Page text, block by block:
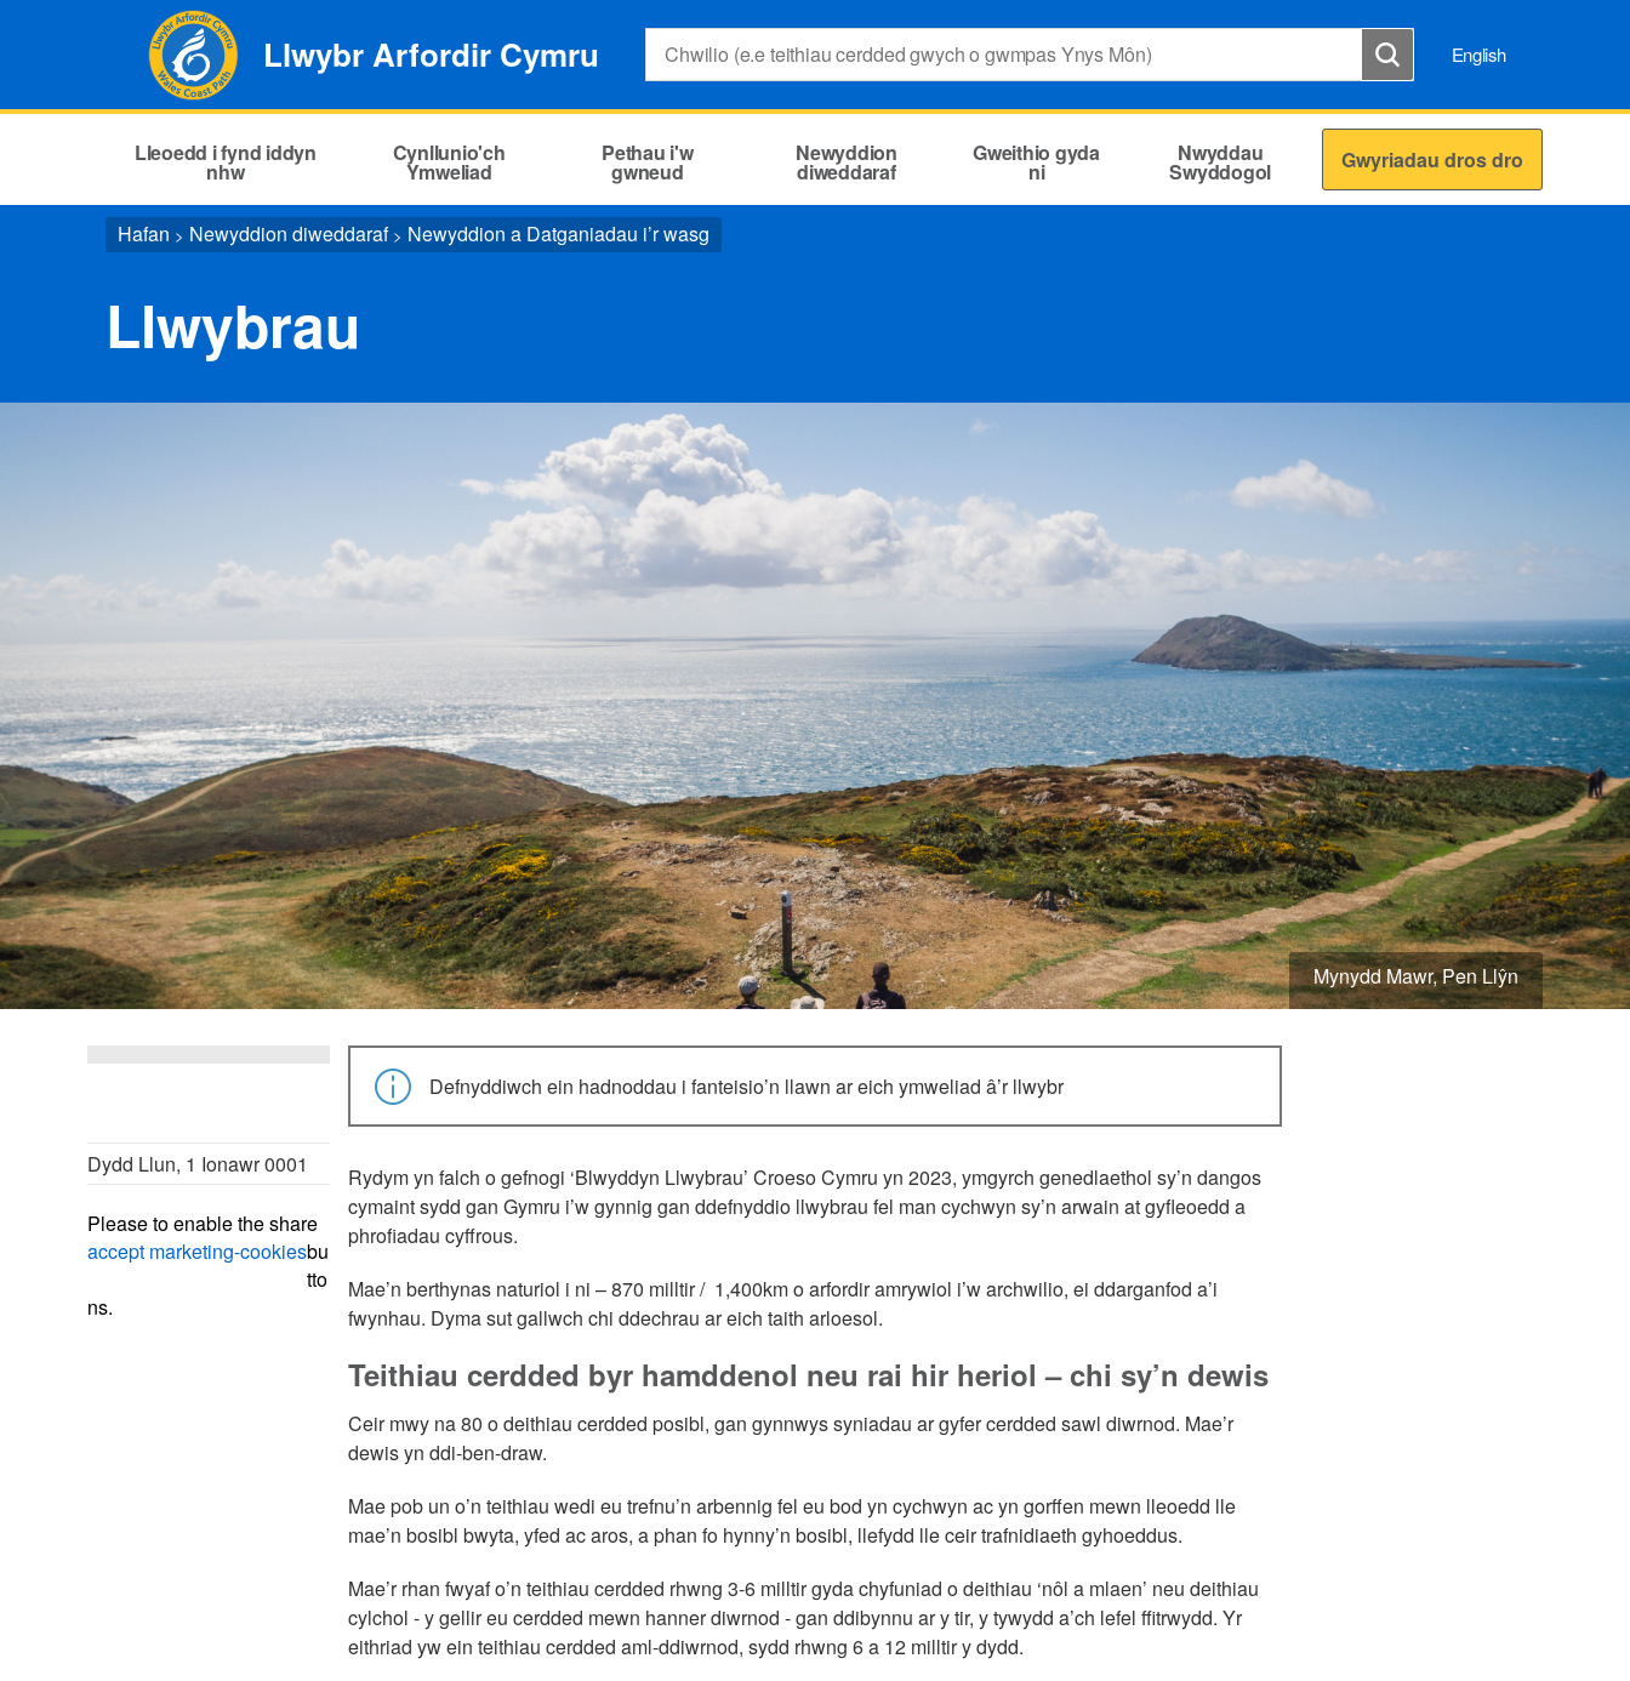
Llwybr Arfordir Cymru Search: English
Lleoedd i fynd iddyn
nhw
Cynllunio'ch
Ymweliad
Pethau i'w
gwneud
Newyddion
diweddaraf
Gweithio gyda
ni
Nwyddau
Swyddogol Gwyriadau dros dro
Hafan > Newyddion diweddaraf > Newyddion a Datganiadau i’r wasg
Llwybrau
Mynydd Mawr, Pen Llŷn
Dydd Llun, 1 Ionawr 0001
Please
accept marketing-cookies
to enable the share
bu
tto
ns.
Defnyddiwch ein hadnoddau i fanteisio’n llawn ar eich ymweliad â’r llwybr
Rydym yn falch o gefnogi ‘Blwyddyn Llwybrau’ Croeso Cymru yn 2023, ymgyrch genedlaethol sy’n dangos
cymaint sydd gan Gymru i’w gynnig gan ddefnyddio llwybrau fel man cychwyn sy’n arwain at gyfleoedd a
phrofiadau cyffrous.
Mae’n berthynas naturiol i ni – 870 milltir / 1,400km o arfordir amrywiol i’w archwilio, ei ddarganfod a’i
fwynhau. Dyma sut gallwch chi ddechrau ar eich taith arloesol.
Teithiau cerdded byr hamddenol neu rai hir heriol – chi sy’n dewis
Ceir mwy na 80 o deithiau cerdded posibl, gan gynnwys syniadau ar gyfer cerdded sawl diwrnod. Mae’r
dewis yn ddi-ben-draw.
Mae pob un o’n teithiau wedi eu trefnu’n arbennig fel eu bod yn cychwyn ac yn gorffen mewn lleoedd lle
mae’n bosibl bwyta, yfed ac aros, a phan fo hynny’n bosibl, llefydd lle ceir trafnidiaeth gyhoeddus.
Mae’r rhan fwyaf o’n teithiau cerdded rhwng 3-6 milltir gyda chyfuniad o deithiau ‘nôl a mlaen’ neu deithiau
cylchol - y gellir eu cerdded mewn hanner diwrnod - gan ddibynnu ar y tir, y tywydd a’ch lefel ffitrwydd. Yr
eithriad yw ein teithiau cerdded aml-ddiwrnod, sydd rhwng 6 a 12 milltir y dydd.